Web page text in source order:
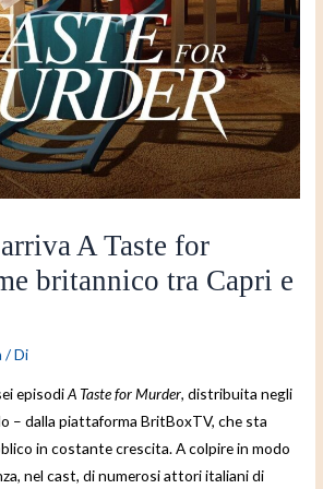
A Taste for
britannico tra Capri e
/ Di
episodiA Taste for Murder, distribuita negli
– dalla piattaforma BritBoxTV, che sta
in costante crescita. A colpire in modo
nel cast, di numerosi attori italiani di